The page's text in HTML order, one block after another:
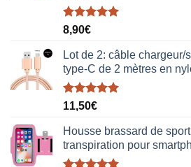
Note5.00
8,90€
Lot de 2: câble
type-C de 2 mètres en
Note5.00
11,50€
Housse brassard de
transpiration pour